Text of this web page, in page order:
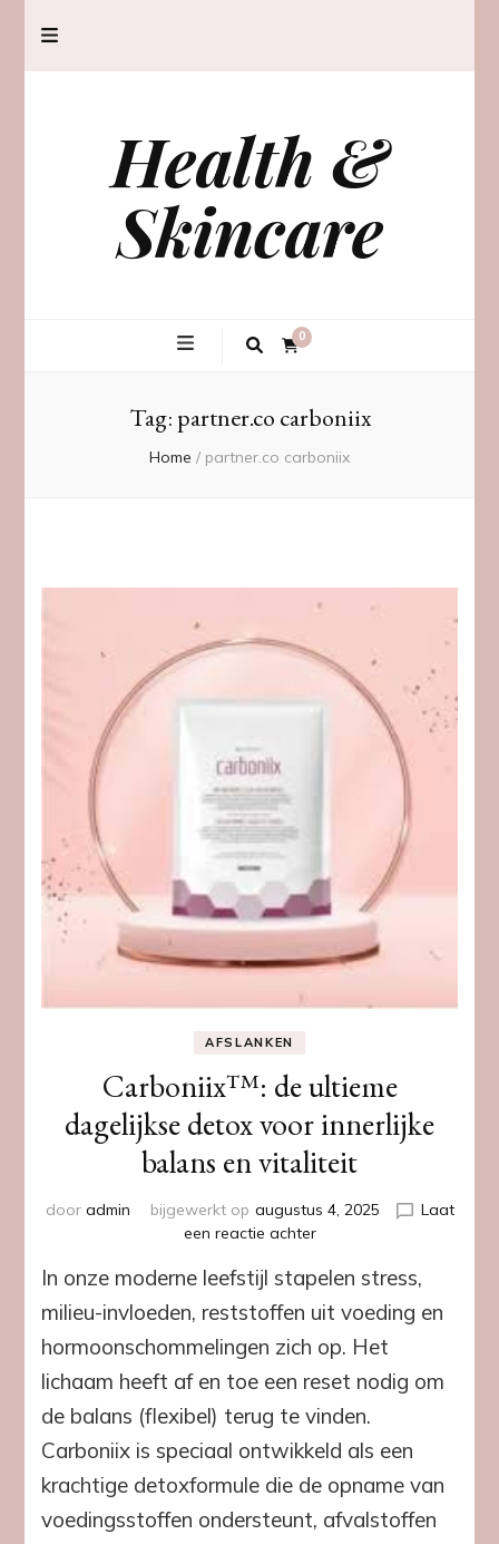
Health &
Skincare
0
Tag: partner.co carboniix
Home / partner.co carboniix
AFSLANKEN
Carboniix™: de ultieme
dagelijkse detox voor innerlijke
balans en vitaliteit
door admin bijgewerkt op augustus 4, 2025
Laat
een reactie achterop
de
ultieme
dagelijkse
detox
voor
innerlijke
balans
en
In onze moderne leefstijl stapelen stress,
milieu-invloeden, reststoffen uit voeding en
hormoonschommelingen zich op. Het
lichaam heeft af en toe een reset nodig om
de balans (flexibel) terug te vinden.
Carboniix is speciaal ontwikkeld als een
krachtige detoxformule die de opname van
voedingsstoffen ondersteunt, afvalstoffen